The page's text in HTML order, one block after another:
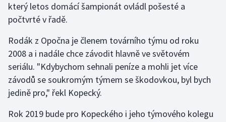
Jezdectví
Judo
Krasobruslení
Lezení
Lyže a snowboard
který letos domácí šampionát ovládl pošesté a
počtvrté v řadě.
Rodák z Opočna je členem továrního týmu od roku
2008 a i nadále chce závodit hlavně ve světovém
seriálu. "Kdybychom sehnali peníze a mohli jet více
závodů se soukromým týmem se škodovkou, byl bych
jedině pro," řekl Kopecký.
Rok 2019 bude pro Kopeckého i jeho týmového kolegu